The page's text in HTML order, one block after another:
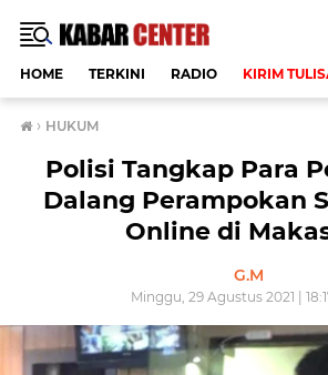
HOME TERKINI RADIO KIRIM
› HUKUM
Polisi Tangkap Para
Dalang Perampokan
Online di
G.M
Minggu, 29 Agustus 2021 |